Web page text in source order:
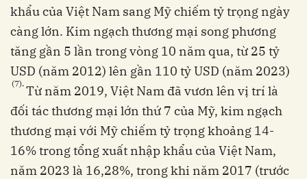
khẩu của Việt Nam sang Mỹ chiếm tỷ trọng ngày
càng lớn. Kim ngạch thương mại song phương
tăng gần 5 lần trong vòng 10 năm qua, từ 25 tỷ
USD (năm 2012) lên gần 110 tỷ USD (năm 2023)
(7). Từ năm 2019, Việt Nam đã vươn lên vị trí là
đối tác thương mại lớn thứ 7 của Mỹ, kim ngạch
thương mại với Mỹ chiếm tỷ trọng khoảng 14-
16% trong tổng xuất nhập khẩu của Việt Nam,
năm 2023 là 16,28%, trong khi năm 2017 (trước